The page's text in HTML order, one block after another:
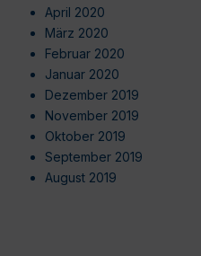
April 2020
März 2020
Februar 2020
Januar 2020
Dezember 2019
November 2019
Oktober 2019
September 2019
August 2019